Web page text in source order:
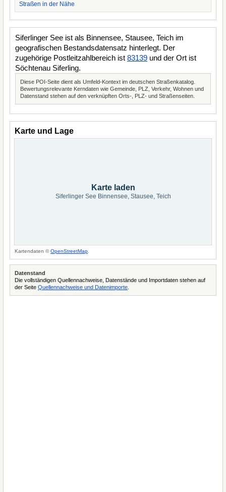
Straßen in der Nähe
Siferlinger See ist als Binnensee, Stausee, Teich im
geografischen Bestandsdatensatz hinterlegt. Der
zugehörige Postleitzahlbereich ist 83139 und der Ort ist
Söchtenau Siferling.
Diese POI-Seite dient als Umfeld-Kontext im deutschen Straßenkatalog.
Bewertungsrelevante Kerndaten wie Gemeinde, PLZ, Verkehr, Wohnen und
Datenstand stehen auf den verknüpften Orts-, PLZ- und Straßenseiten.
Karte und Lage
Karte laden
Siferlinger See Binnensee, Stausee, Teich
Kartendaten ©OpenStreetMap
Datenstand
Die vollständigen Quellennachweise, Datenstände und Importdaten stehen auf
der Seite Quellennachweise und Datenimporte